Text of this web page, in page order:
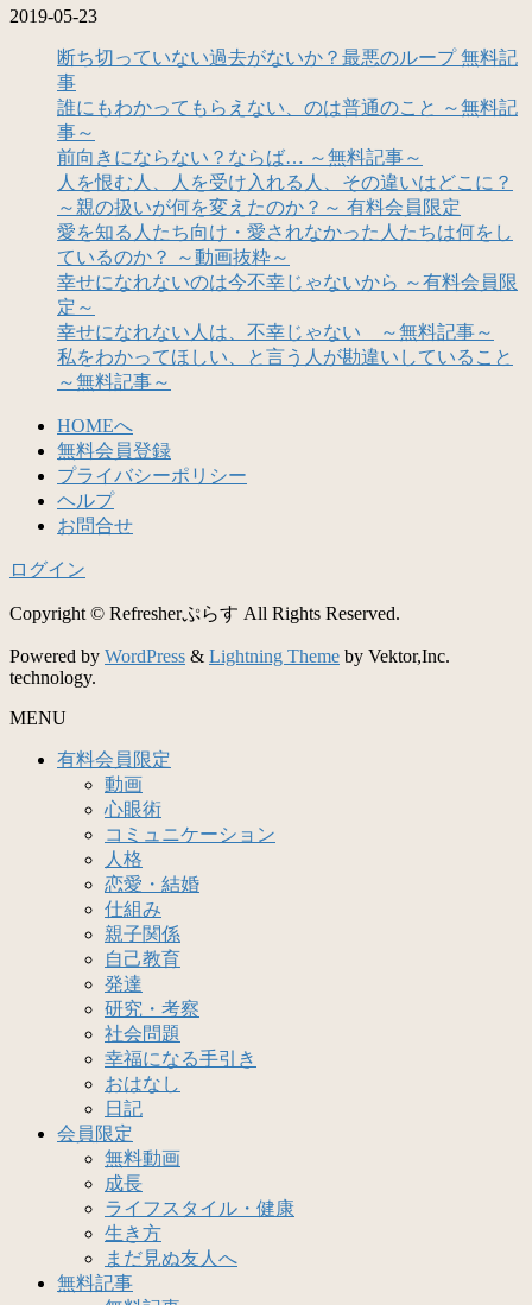
2019-05-23
断ち切っていない過去がないか？最悪のループ 無料記
事
誰にもわかってもらえない、のは普通のこと ～無料記
事～
前向きにならない？ならば… ～無料記事～
人を恨む人、人を受け入れる人、その違いはどこに？
～親の扱いが何を変えたのか？～ 有料会員限定
愛を知る人たち向け・愛されなかった人たちは何をし
ているのか？ ～動画抜粋～
幸せになれないのは今不幸じゃないから ～有料会員限
定～
幸せになれない人は、不幸じゃない ～無料記事～
私をわかってほしい、と言う人が勘違いしていること
～無料記事～
HOMEへ
無料会員登録
プライバシーポリシー
ヘルプ
お問合せ
ログイン
Copyright © Refresherぷらす All Rights Reserved.
Powered by WordPress & Lightning Theme by Vektor,Inc.
technology.
MENU
有料会員限定
動画
心眼術
コミュニケーション
人格
恋愛・結婚
仕組み
親子関係
自己教育
発達
研究・考察
社会問題
幸福になる手引き
おはなし
日記
会員限定
無料動画
成長
ライフスタイル・健康
生き方
まだ見ぬ友人へ
無料記事